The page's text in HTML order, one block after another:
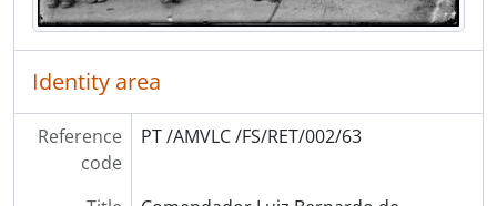
Identity area
Reference
code
PT /AMVLC /FS/RET/002/63